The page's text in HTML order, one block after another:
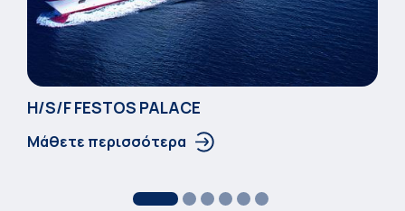
Η/S/F FESTOS PALACΕ
Μάθετε περισσότερα